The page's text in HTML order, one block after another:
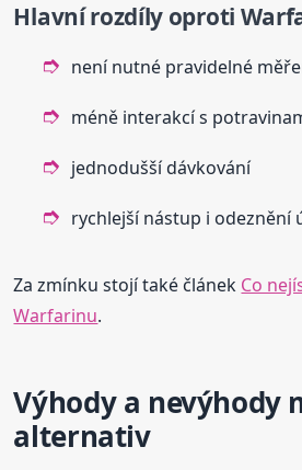
Hlavní rozdíly oproti
není nutné pravidelné
méně interakcí s
jednodušší dávkování
rychlejší nástup i odeznění
Za zmínku stojí také článek Co
Warfarinu.
Výhody a nevýhody
alternativ